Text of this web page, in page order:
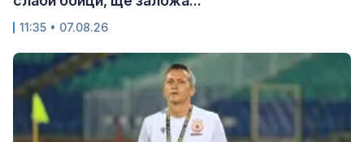
11:35 • 07.08.26